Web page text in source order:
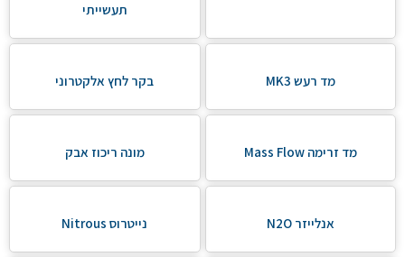
תעשייתי
מד רעש MK3 בקר לחץ אלקטרוני
מד זרימה Mass Flow מונה ריכוז אבק
אנלייזר N2O נייטרוס Nitrous